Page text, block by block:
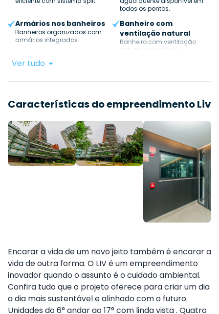
todos os pontos.
Armários nos banheiros
Banheiros organizados com
armários integrados.
Banheiro com
ventilação natural
Banheiro com ventilação
natural e saudável.
Ver tudo
Características do empreendimentoLiv
Encarar a vida de um novo jeito também é encarar a
vida de outra forma. O LIV é um empreendimento
inovador quando o assunto é o cuidado ambiental.
Confira tudo que o projeto oferece para criar um dia
a dia mais sustentável e alinhado com o futuro.
Unidades do 6° andar ao 17° com linda vista . Quatro